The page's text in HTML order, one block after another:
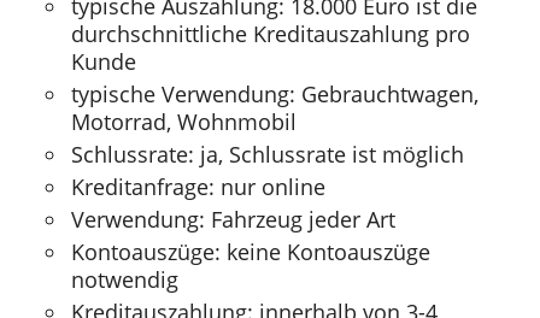
typische Auszahlung: 18.000 Euro ist die
durchschnittliche Kreditauszahlung pro
Kunde
typische Verwendung: Gebrauchtwagen,
Motorrad, Wohnmobil
Schlussrate: ja, Schlussrate ist möglich
Kreditanfrage: nur online
Verwendung: Fahrzeug jeder Art
Kontoauszüge: keine Kontoauszüge
notwendig
Kreditauszahlung: innerhalb von 3-4